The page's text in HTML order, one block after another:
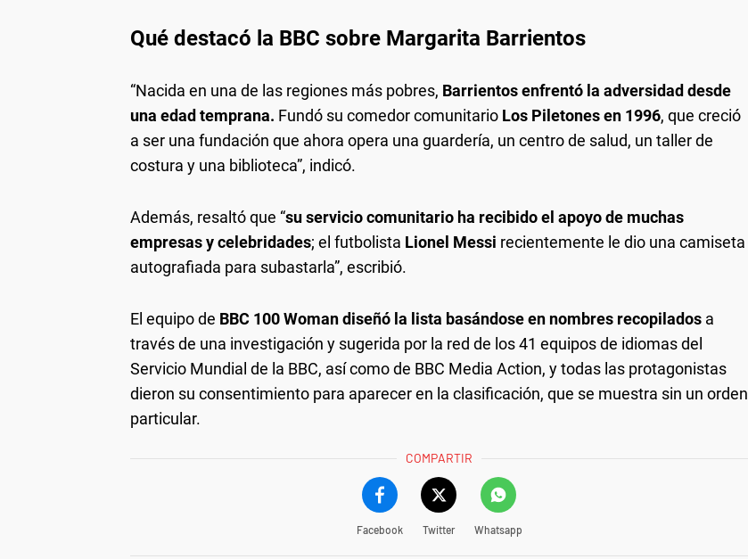
Qué destacó la BBC sobre Margarita Barrientos
“Nacida en una de las regiones más pobres, Barrientos enfrentó la adversidad desde
una edad temprana. Fundó su comedor comunitario Los Piletones en 1996, que creció
a ser una fundación que ahora opera una guardería, un centro de salud, un taller de
costura y una biblioteca”, indicó.
Además, resaltó que “su servicio comunitario ha recibido el apoyo de muchas
empresas y celebridades; el futbolista Lionel Messi recientemente le dio una camiseta
autografiada para subastarla”, escribió.
El equipo de BBC 100 Woman diseñó la lista basándose en nombres recopilados a
través de una investigación y sugerida por la red de los 41 equipos de idiomas del
Servicio Mundial de la BBC, así como de BBC Media Action, y todas las protagonistas
dieron su consentimiento para aparecer en la clasificación, que se muestra sin un orden
particular.
COMPARTIR
Facebook Twitter Whatsapp